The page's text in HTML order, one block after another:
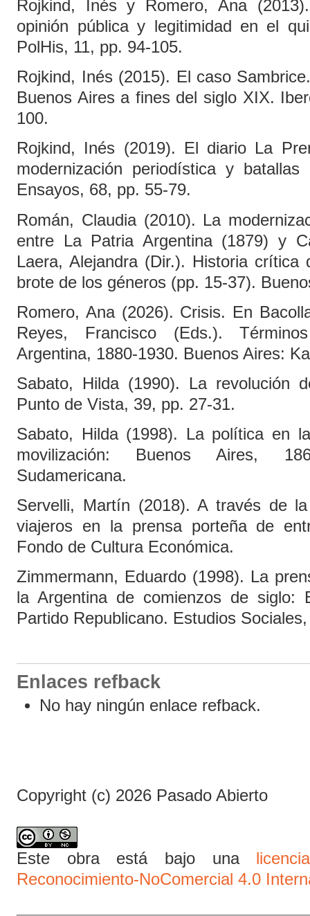
Rojkind, Inés y Romero, Ana
opinión pública y legitimidad en el
PolHis, 11, pp. 94-105.
Rojkind, Inés (2015). El caso
Buenos Aires a fines del siglo XIX.
100.
Rojkind, Inés (2019). El diario La
modernización periodística y
Ensayos, 68, pp. 55-79.
Román, Claudia (2010). La
entre La Patria Argentina (1879) y
Laera, Alejandra (Dir.). Historia
brote de los géneros (pp. 15-37).
Romero, Ana (2026). Crisis. En
Reyes, Francisco (Eds.).
Argentina, 1880-1930. Buenos Aires:
Sabato, Hilda (1990). La revolución
Punto de Vista, 39, pp. 27-31.
Sabato, Hilda (1998). La política en
movilización: Buenos Aires,
Sudamericana.
Servelli, Martín (2018). A través de
viajeros en la prensa porteña de
Fondo de Cultura Económica.
Zimmermann, Eduardo (1998). La
la Argentina de comienzos de
Partido Republicano. Estudios
Enlaces refback
No hay ningún enlace refback.
Copyright (c) 2026 Pasado Abierto
Este obra está bajo una
Reconocimiento-NoComercial 4.0